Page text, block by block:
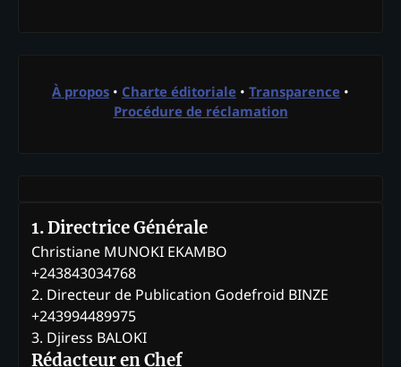
À propos • Charte éditoriale • Transparence •
Procédure de réclamation
1. Directrice Générale
Christiane MUNOKI EKAMBO
+243843034768
2. Directeur de Publication Godefroid BINZE
+243994489975
3. Djiress BALOKI
Rédacteur en Chef